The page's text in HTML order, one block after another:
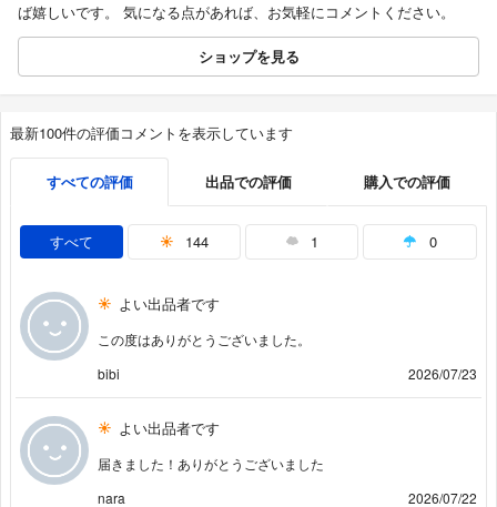
ば嬉しいです。 気になる点があれば、お気軽にコメントください。
ショップを見る
最新100件の評価コメントを表示しています
すべての評価 出品での評価 購入での評価
すべて 144 1 0
よい出品者です
この度はありがとうございました。
bibi
2026/07/23
よい出品者です
届きました！ありがとうございました
nara
2026/07/22